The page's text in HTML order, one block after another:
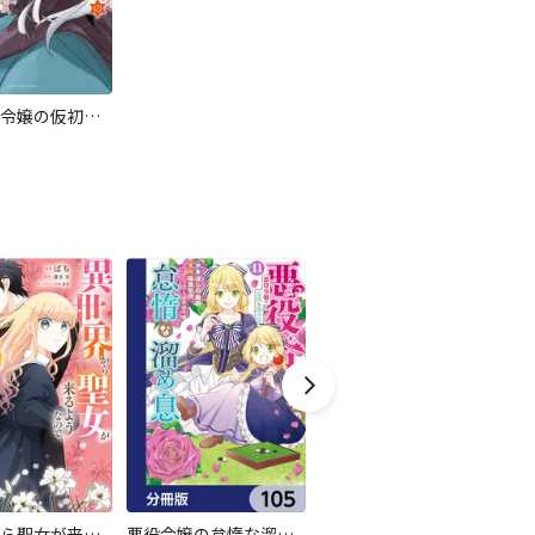
死に戻り令嬢の仮初め結婚 ～二度目の人生は生真面目将軍と星獣もふもふ～